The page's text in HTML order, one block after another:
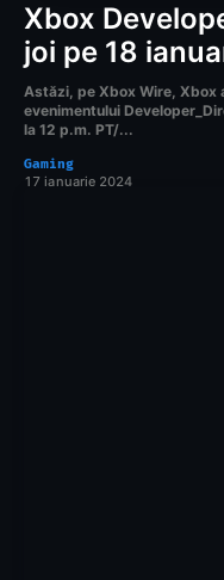
Xbox
joi pe 18
Astăzi, pe Xbox Wire, Xbox
evenimentului
la 12 p.m. PT/...
Gaming
17 ianuarie 2024